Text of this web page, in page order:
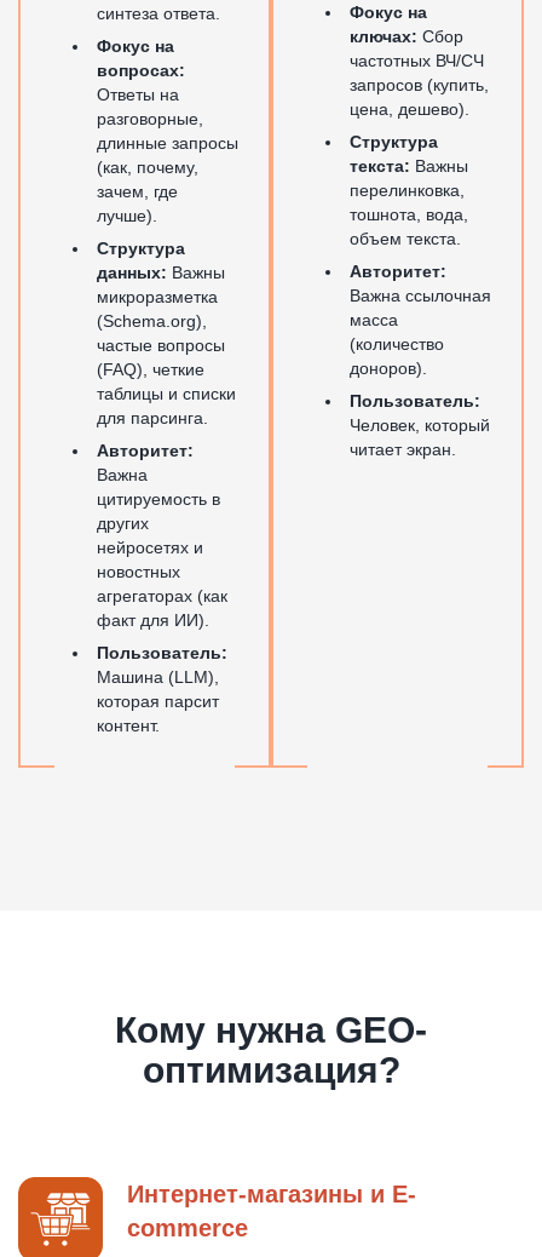
синтеза ответа.
Фокус на
вопросах:
Ответы на
разговорные,
длинные запросы
(как, почему,
зачем, где
лучше).
Структура
данных: Важны
микроразметка
(Schema.org),
частые вопросы
(FAQ), четкие
таблицы и списки
для парсинга.
Авторитет:
Важна
цитируемость в
других
нейросетях и
новостных
агрегаторах (как
факт для ИИ).
Пользователь:
Машина (LLM),
которая парсит
контент.
Фокус на
ключах: Сбор
частотных ВЧ/СЧ
запросов (купить,
цена, дешево).
Структура
текста: Важны
перелинковка,
тошнота, вода,
объем текста.
Авторитет:
Важна ссылочная
масса
(количество
доноров).
Пользователь:
Человек, который
читает экран.
Кому нужна GEO-
оптимизация?
Интернет-магазины и E-
commerce